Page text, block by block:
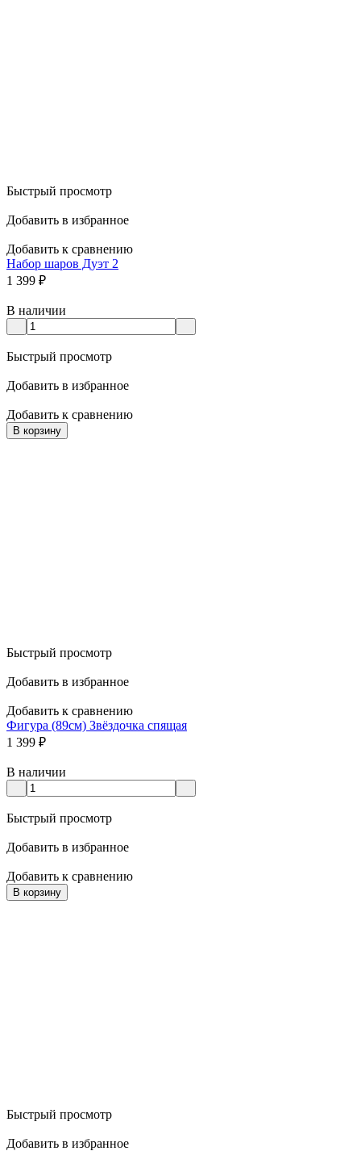
Быстрый просмотр
Добавить в избранное
Добавить к сравнению
Набор шаров Дуэт 2
1 399 ₽
В наличии
Быстрый просмотр
Добавить в избранное
Добавить к сравнению
В корзину
Быстрый просмотр
Добавить в избранное
Добавить к сравнению
Фигура (89см) Звёздочка спящая
1 399 ₽
В наличии
Быстрый просмотр
Добавить в избранное
Добавить к сравнению
В корзину
Быстрый просмотр
Добавить в избранное